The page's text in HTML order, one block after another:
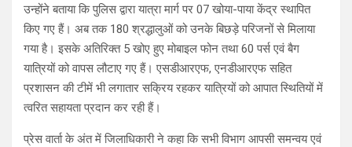
उन्होंने बताया कि पुलिस द्वारा यात्रा मार्ग पर 07 खोया-पाया केंद्र स्थापित
किए गए हैं। अब तक 180 श्रद्धालुओं को उनके बिछड़े परिजनों से मिलाया
गया है। इसके अतिरिक्त 5 खोए हुए मोबाइल फोन तथा 60 पर्स एवं बैग
यात्रियों को वापस लौटाए गए हैं। एसडीआरएफ, एनडीआरएफ सहित
प्रशासन की टीमें भी लगातार सक्रिय रहकर यात्रियों को आपात स्थितियों में
त्वरित सहायता प्रदान कर रही हैं।
प्रेस वार्ता के अंत में जिलाधिकारी ने कहा कि सभी विभाग आपसी समन्वय एवं